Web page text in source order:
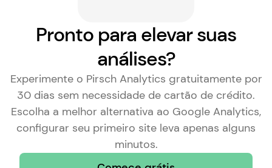
Pronto para elevar suas
análises?
Experimente o Pirsch Analytics gratuitamente por
30 dias sem necessidade de cartão de crédito.
Escolha a melhor alternativa ao Google Analytics,
configurar seu primeiro site leva apenas alguns
minutos.